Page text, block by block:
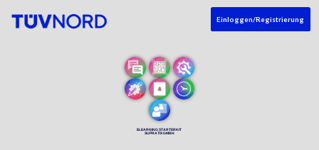
Einloggen/Registrierung
ELEARNING STARTERKIT
SUPRATIX GMBH